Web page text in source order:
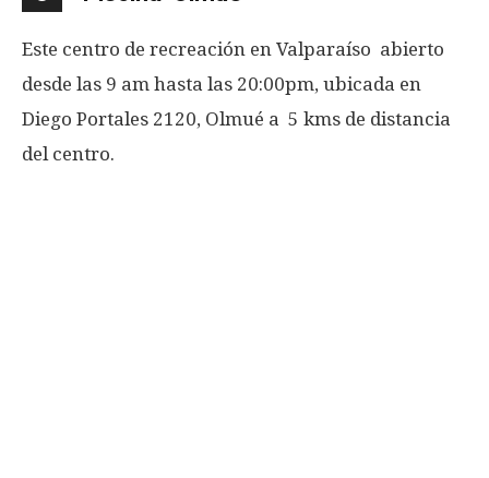
Este centro de recreación en Valparaíso abierto
desde las 9 am hasta las 20:00pm, ubicada en
Diego Portales 2120, Olmué a 5 kms de distancia
del centro.